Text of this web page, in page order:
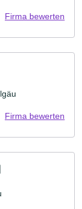
Firma bewerten
Firma bewerten